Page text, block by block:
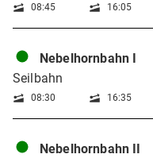
08:45 16:05
Nebelhornbahn I
Seilbahn
08:30 16:35
Nebelhornbahn II